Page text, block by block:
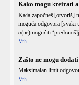
Kako mogu kreirati
Kada započneš [otvoriš]
moguća odgovora [svaki
o(ne)mogućiti
Vrh
Zašto ne mogu
Maksimalan limit
Vrh